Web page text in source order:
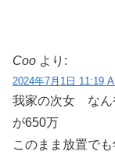
Coo より:
2024年7月1日 11:19
我家の次女 なん
が650万
このまま放置で